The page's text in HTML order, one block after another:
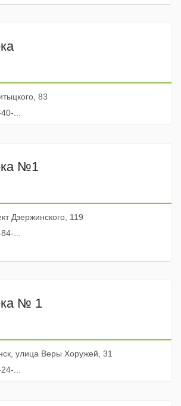
83
...
№1
Дзержинского, 119
...
№ 1
улица Веры Хоружей, 31
...